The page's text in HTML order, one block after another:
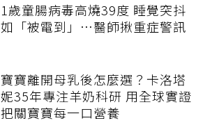
1歲童腸病毒高燒39度 睡覺突抖
如「被電到」…醫師揪重症警訊
寶寶離開母乳後怎麼選？卡洛塔
妮35年專注羊奶科研 用全球實證
把關寶寶每一口營養